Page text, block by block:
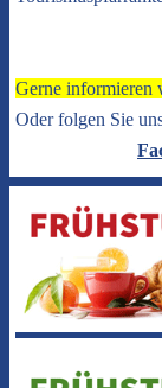
Gerne informieren
Oder folgen Sie